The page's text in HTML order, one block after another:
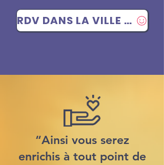
RDV DANS LA VILLE VOTRE CHOIX
“Ainsi vous serez
enrichis à tout point de